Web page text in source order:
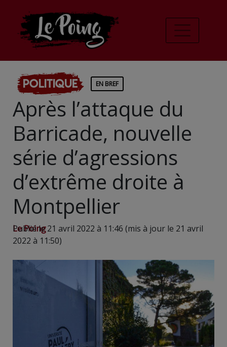
Politique EN BREF
Après l’attaque du
Barricade, nouvelle
série d’agressions
d’extrême droite à
Montpellier
Le Poing
Publié le 21 avril 2022 à 11:46 (mis à jour le 21 avril
2022 à 11:50)